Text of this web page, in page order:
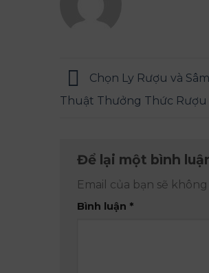
Chọn Ly Rượu và
Thuật Thưởng Thức Rượu
Để lại một bình
Email của bạn sẽ
Bình luận *